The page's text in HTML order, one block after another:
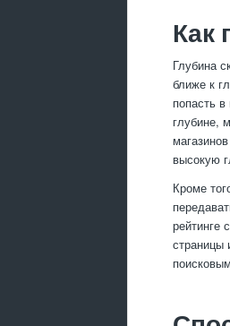
Как
Глубина
ближе к
попасть
глубине,
высокую
Кроме
рейтинге
страницы